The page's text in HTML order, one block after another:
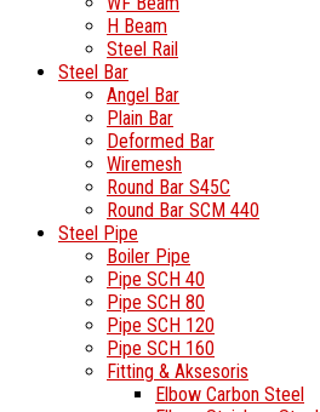
H Beam
Steel Rail
Steel Bar
Angel Bar
Plain Bar
Deformed Bar
Wiremesh
Round Bar S45C
Round Bar SCM 440
Steel Pipe
Boiler Pipe
Pipe SCH 40
Pipe SCH 80
Pipe SCH 120
Pipe SCH 160
Fitting & Aksesoris
Elbow Carbon Steel